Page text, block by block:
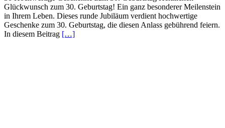
Glückwunsch zum 30. Geburtstag! Ein ganz besonderer Meilenstein
in Ihrem Leben. Dieses runde Jubiläum verdient hochwertige
Geschenke zum 30. Geburtstag, die diesen Anlass gebührend feiern.
In diesem Beitrag […]